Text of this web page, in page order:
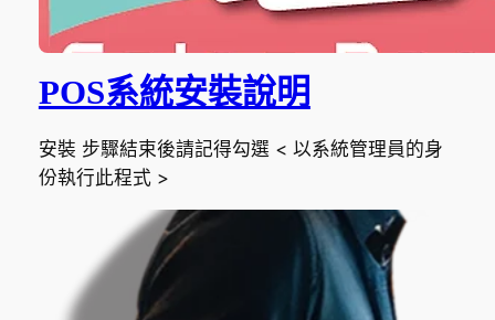
POS系統安裝說明
安裝 步驟結束後請記得勾選 < 以系統管理員的身
份執行此程式 >